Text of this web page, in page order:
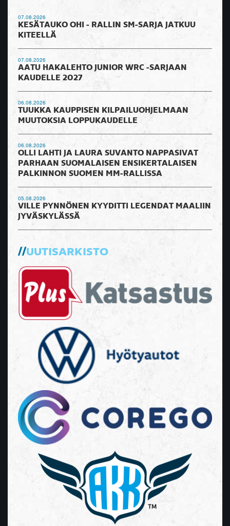
07.08.2026
KESÄTAUKO OHI - RALLIN SM-SARJA JATKUU
KITEELLÄ
07.08.2026
AATU HAKALEHTO JUNIOR WRC -SARJAAN
KAUDELLE 2027
06.08.2026
TUUKKA KAUPPISEN KILPAILUOHJELMAAN
MUUTOKSIA LOPPUKAUDELLE
06.08.2026
OLLI LAHTI JA LAURA SUVANTO NAPPASIVAT
PARHAAN SUOMALAISEN ENSIKERTALAISEN
PALKINNON SUOMEN MM-RALLISSA
05.08.2026
VILLE PYNNÖNEN KYYDITTI LEGENDAT MAALIIN
JYVÄSKYLÄSSÄ
UUTISARKISTO